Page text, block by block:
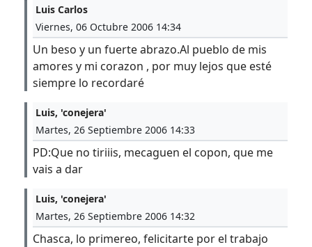
Luis Carlos
Viernes, 06 Octubre 2006 14:34
Un beso y un fuerte abrazo.Al pueblo de mis
amores y mi corazon , por muy lejos que esté
siempre lo recordaré
Luis, 'conejera'
Martes, 26 Septiembre 2006 14:33
PD:Que no tiriiis, mecaguen el copon, que me
vais a dar
Luis, 'conejera'
Martes, 26 Septiembre 2006 14:32
Chasca, lo primereo, felicitarte por el trabajo